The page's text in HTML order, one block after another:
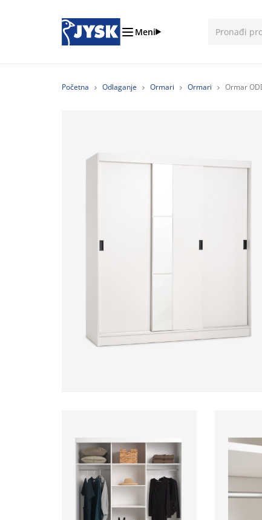
Meni
Početna Odlaganje Ormari Ormari Ormar